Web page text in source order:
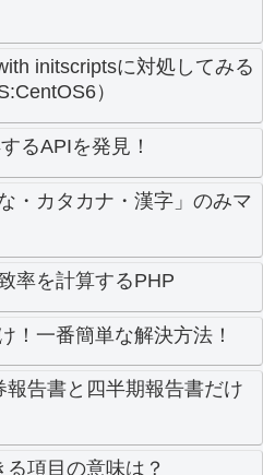
initscriptsに対処してみる
）
るAPIを発見！
・カタカナ・漢字」のみマ
率を計算するPHP
！一番簡単な解決方法！
報告書と四半期報告書だけ
項目の意味は？